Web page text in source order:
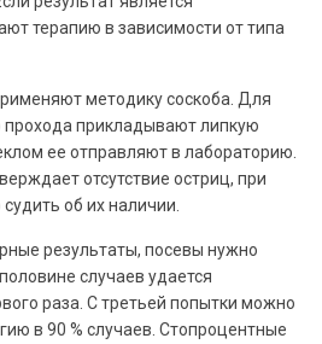
терапию в зависимости от типа
методику соскоба. Для
прохода прикладывают липкую
ее отправляют в лабораторию.
отсутствие остриц, при
об их наличии.
результаты, посевы нужно
случаев удается
раза. С третьей попытки можно
в 90 % случаев. Стопроцентные